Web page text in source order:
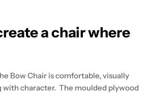
a chair where
Bow Chair is comfortable, visually
with character. The moulded plywood